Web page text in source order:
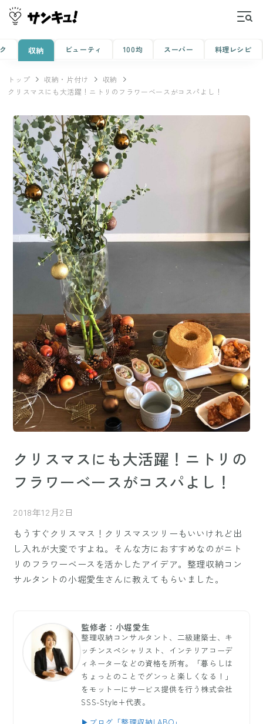
収納 ビューティ 100均 スーパー 料理レシピ
トップ 収納・片付け
収納
クリスマスにも大活躍！ニトリのフラワーベースがコスパよし！
クリスマスにも大活躍！ニトリの
フラワーベースがコスパよし！
2018年12月2日
もうすぐクリスマス！クリスマスツリーもいいけれど出
し入れが大変ですよね。そんな方におすすめなのがニト
リのフラワーベースを活かしたアイデア。整理収納コン
サルタントの小堀愛生さんに教えてもらいました。
監修者：小堀愛生
整理収納コンサルタント、二級建築士、キ
ッチンスペシャリスト、インテリアコーデ
ィネーターなどの資格を所有。「暮らしは
ちょっとのことでグンっと楽しくなる！」
をモットーにサービス提供を行う株式会社
SSS-Style+代表。